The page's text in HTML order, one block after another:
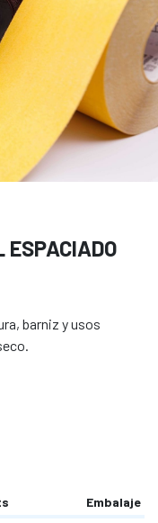
ESPACIADO
barniz y usos
Embalaje